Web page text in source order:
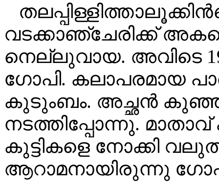
വടക്കാഞ്ചേരിക്ക്
നെല്ലുവായ. അവിടെ
ഗോപി. കലാപരമായ
കുടുംബം. അച്ഛൻ
നടത്തിപ്പോന്നു.
കുട്ടികളെ നോക്കി
ആറാമനായിരുന്നു